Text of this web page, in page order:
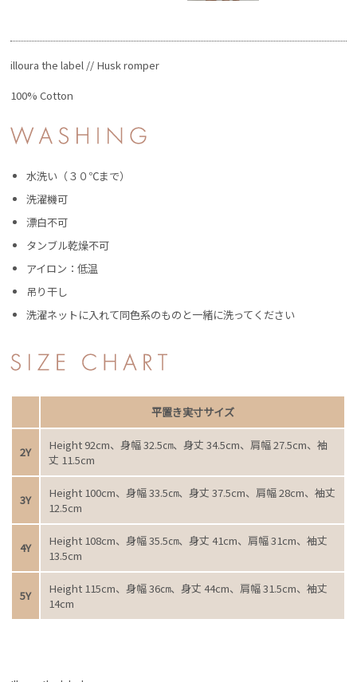
illoura the label // Husk romper
100% Cotton
水洗い（３０℃まで）
洗濯機可
漂白不可
タンブル乾燥不可
アイロン：低温
吊り干し
洗濯ネットに入れて同色系のものと一緒に洗ってください
平置き実寸サイズ
2Y
Height 92cm、身幅 32.5㎝、身丈 34.5cm、肩幅 27.5cm、袖
丈 11.5cm
3Y
Height 100cm、身幅 33.5㎝、身丈 37.5cm、肩幅 28cm、袖丈
12.5cm
4Y
Height 108cm、身幅 35.5㎝、身丈 41cm、肩幅 31cm、袖丈
13.5cm
5Y
Height 115cm、身幅 36㎝、身丈 44cm、肩幅 31.5cm、袖丈
14cm